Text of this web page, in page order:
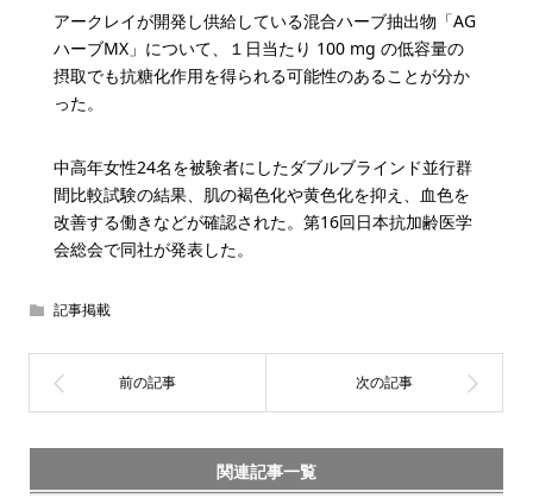
アークレイが開発し供給している混合ハーブ抽出物「AG
ハーブMX」について、１日当たり 100 mg の低容量の
摂取でも抗糖化作用を得られる可能性のあることが分か
った。
中高年女性24名を被験者にしたダブルブラインド並行群
間比較試験の結果、肌の褐色化や黄色化を抑え、血色を
改善する働きなどが確認された。第16回日本抗加齢医学
会総会で同社が発表した。
記事掲載
関連記事一覧